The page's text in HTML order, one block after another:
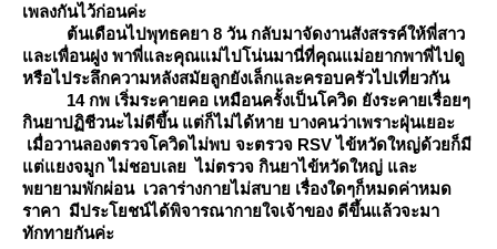
เพลงกันไว้ก่อนค่ะ
ต้นเดือนไปพุทธคยา 8 วัน กลับมาจัดงานสังสรรค์ให้พี่สาว
ละเพื่อนฝูง พาพี่และคุณแม่ไปโน่นมานี่ที่คุณแม่อยากพาพี่ไปดู
หรือไประลึกความหลังสมัยลูกยังเล็กและครอบครัวไปเที่ยวกัน
14 กพ เริ่มระคายคอ เหมือนครั้งเป็นโควิด ยังระคายเรื่อยๆ
กินยาปฏิชีวนะไม่ดีขึ้น แต่ก็ไม่ได้หาย บางคนว่าเพราะฝุ่นเยอะ
เมื่อวานลองตรวจโควิดไม่พบ จะตรวจ RSV ไข้หวัดใหญ่ด้วยก็มี
ต่แยงจมูก ไม่ชอบเลย ไม่ตรวจ กินยาไข้หวัดใหญ่ และ
พยายามพักผ่อน เวลาร่างกายไม่สบาย เรื่องใดๆก็หมดค่าหมด
ราคา มีประโยชน์ได้พิจารณากายใจเจ้าของ ดีขึ้นแล้วจะมา
ทักทายกันค่ะ